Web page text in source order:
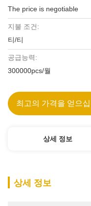
The price is negotiable
지불 조건:
티/티
공급능력:
300000pcs/월
상세 정보
상세 정보